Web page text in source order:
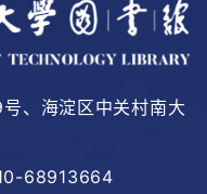
、海淀区中关村南大
68913664